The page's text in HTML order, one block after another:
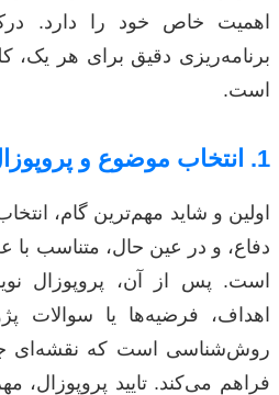
اهمیت خاص خود را دارد.
برنامه‌ریزی دقیق برای هر یک،
است.
1. انتخاب موضوع و پروپوزال‌نویسی
اولین و شاید مهم‌ترین گام،
دفاع، و در عین حال، متناسب با
است. پس از آن، پروپوزال
اهداف، فرضیه‌ها یا سوالات
روش‌شناسی است که نقشه‌ای
فراهم می‌کند. تایید پروپوزال،